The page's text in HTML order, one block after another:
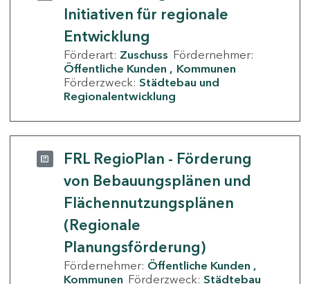
Initiativen für regionale
Entwicklung
Förderart: Zuschuss Fördernehmer:
Öffentliche Kunden
Kommunen
Förderzweck: Städtebau und
Regionalentwicklung
FRL RegioPlan - Förderung
von Bebauungsplänen und
Flächennutzungsplänen
(Regionale
Planungsförderung)
Fördernehmer: Öffentliche Kunden
Kommunen Förderzweck: Städtebau